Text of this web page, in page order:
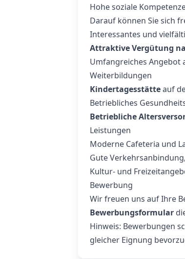
Hohe soziale
Darauf können Sie sich
Interessantes und
Attraktive Vergütung
Umfangreiches Angebot
Weiterbildungen
Kindertagesstätteauf
Betriebliches
Betriebliche
Leistungen
Moderne Cafeteria und
Gute
Kultur- und
Bewerbung
Wir freuen uns auf Ihre
Bewerbungsformular
Hinweis: Bewerbungen
gleicher Eignung